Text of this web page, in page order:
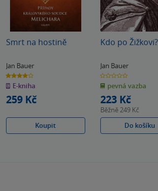
Smrt na hostině
Jan Bauer
4.0
z
5
hvězdiček
E-kniha
259 Kč
Koupit
Kdo po Žižkovi?
Jan Bauer
0.0
z
5
hvězdiček
pevná vazba
223 Kč
Běžně249 Kč
Do košíku